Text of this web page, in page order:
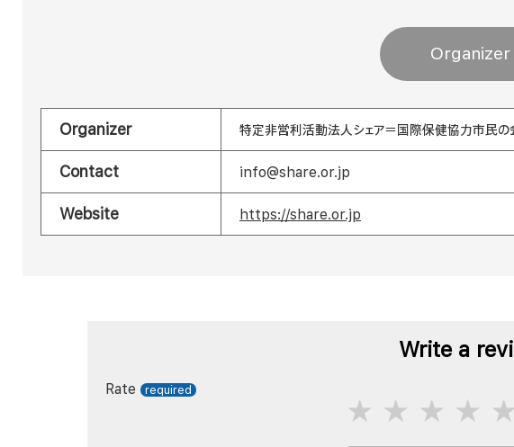
Organizer
Organizer 特定非営利活動法人シェア＝国際保健協力市民の
Contact info@share.or.jp
Website https://share.or.jp
Write a
Rate